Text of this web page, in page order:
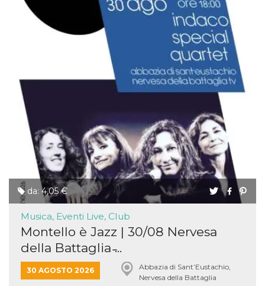
da: 4,05 €
Musica, Eventi Live, Club
Montello è Jazz | 30/08 Nervesa
della Battaglia ̵...
30 AGOSTO 2026
Abbazia di Sant’Eustachio,
Nervesa della Battaglia